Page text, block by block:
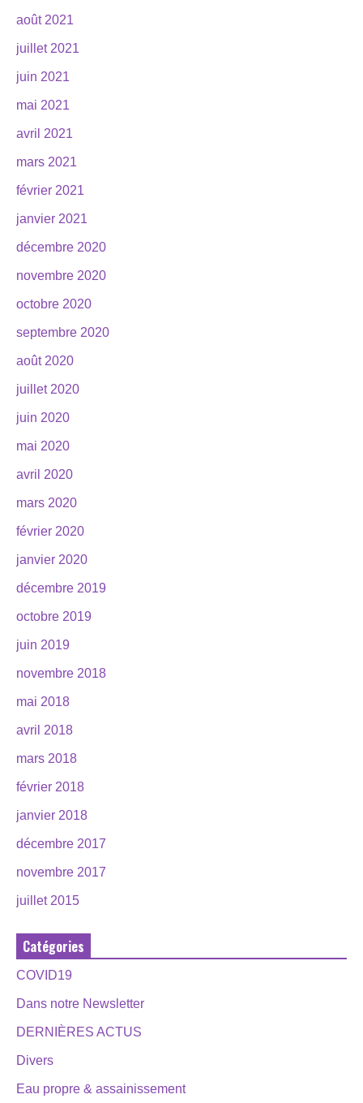
août 2021
juillet 2021
juin 2021
mai 2021
avril 2021
mars 2021
février 2021
janvier 2021
décembre 2020
novembre 2020
octobre 2020
septembre 2020
août 2020
juillet 2020
juin 2020
mai 2020
avril 2020
mars 2020
février 2020
janvier 2020
décembre 2019
octobre 2019
juin 2019
novembre 2018
mai 2018
avril 2018
mars 2018
février 2018
janvier 2018
décembre 2017
novembre 2017
juillet 2015
Catégories
COVID19
Dans notre Newsletter
DERNIÈRES ACTUS
Divers
Eau propre & assainissement